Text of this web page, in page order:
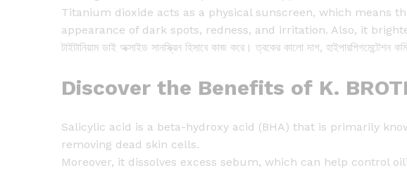
Titanium dioxide acts as a physical sunscreen, which means
appearance of dark spots, redness, and irritation. Also, it
টাইটানিয়াম ডাই অক্সাইড সানস্ক্রিন হিসাবে কাজ করে। ত্বকের কালো দাগ,
Discover the Benefits of K.
Salicylic acid is a beta-hydroxy acid (BHA) that is primarily
removing dead skin cells.
Moreover, it dissolves excess sebum, which can help control